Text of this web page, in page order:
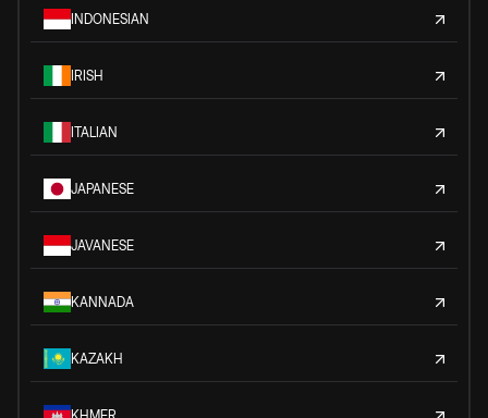
INDONESIAN
IRISH
ITALIAN
JAPANESE
JAVANESE
KANNADA
KAZAKH